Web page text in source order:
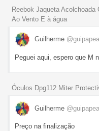
Reebok Jaqueta
Ao Vento E à água
Guilherme
Peguei aqui, espero que M
Óculos Dpg112 Miter
Guilherme
Preço na finalização